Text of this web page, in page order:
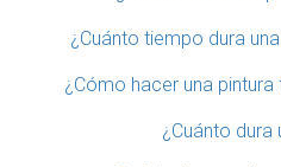
¿Cuánto tiempo dura
¿Cómo hacer una
¿Cuánto dura